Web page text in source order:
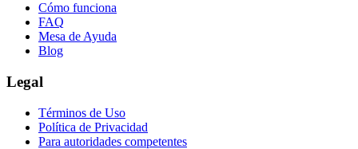
Cómo funciona
FAQ
Mesa de Ayuda
Blog
Legal
Términos de Uso
Política de Privacidad
Para autoridades competentes